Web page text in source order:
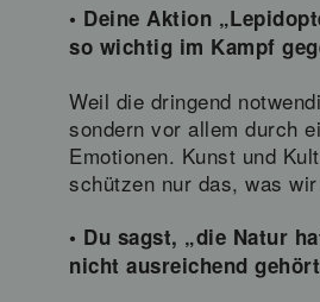
• Deine Aktion
so wichtig im Kampf
Weil die dringend
sondern vor allem durch
Emotionen. Kunst und
schützen nur das, was
• Du sagst, „die Natur
nicht ausreichend